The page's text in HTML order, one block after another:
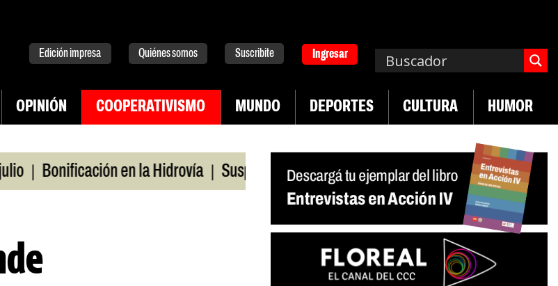
Edición impresa Quiénes somos Suscribite Ingresar
OPINIÓN COOPERATIVISMO MUNDO DEPORTES CULTURA HUMOR
| Bonificación en la Hidrovía | Suspenden desregulación del practicaje | Denuncias por